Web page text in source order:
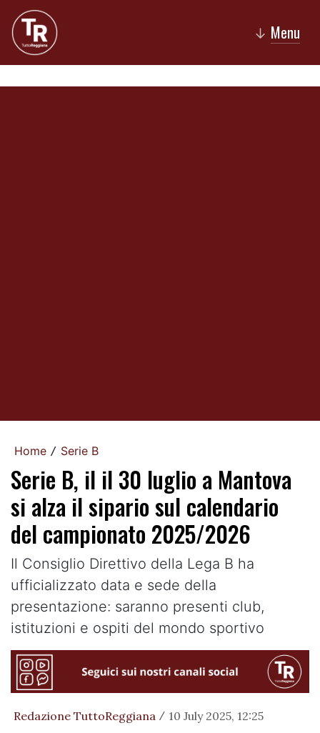
↓ Menu
Home / Serie B
Serie B, il il 30 luglio a Mantova
si alza il sipario sul calendario
del campionato 2025/2026
Il Consiglio Direttivo della Lega B ha
ufficializzato data e sede della
presentazione: saranno presenti club,
istituzioni e ospiti del mondo sportivo
Redazione TuttoReggiana / 10 July 2025, 12:25